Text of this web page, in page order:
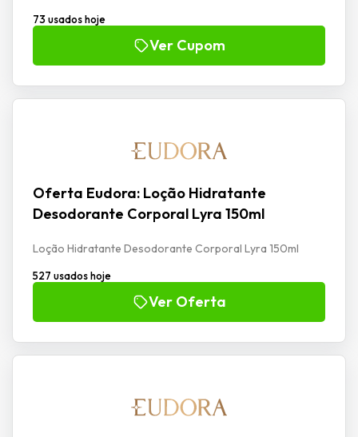
73 usados hoje
Ver Cupom
Oferta Eudora: Loção Hidratante
Desodorante Corporal Lyra 150ml
Loção Hidratante Desodorante Corporal Lyra 150ml
527 usados hoje
Ver Oferta